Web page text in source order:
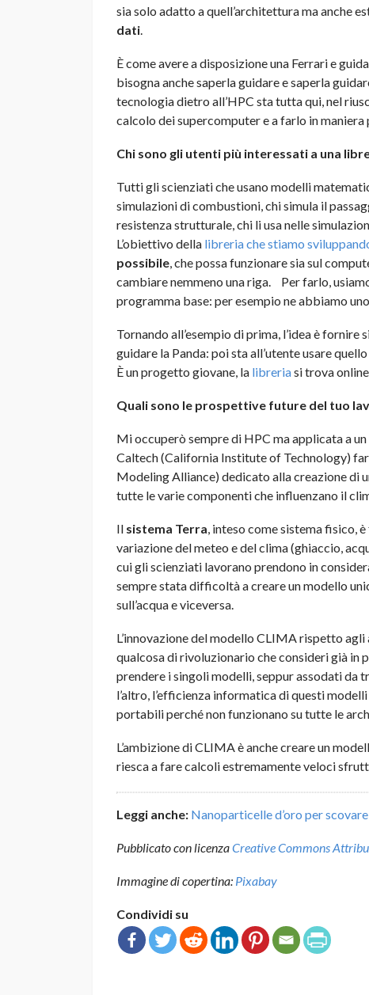
sia solo adatto a quell’architettura ma anche
dati.
È come avere a disposizione una Ferrari e
bisogna anche saperla guidare e saperla
tecnologia dietro all’HPC sta tutta qui, nel
calcolo dei supercomputer e a farlo in maniera
Chi sono gli utenti più interessati a una
Tutti gli scienziati che usano modelli
simulazioni di combustioni, chi simula il
resistenza strutturale, chi li usa nelle
L’obiettivo della libreria che stiamo
possibile, che possa funzionare sia sul
cambiare nemmeno una riga. Per farlo,
programma base: per esempio ne abbiamo
Tornando all’esempio di prima, l’idea è
guidare la Panda: poi sta all’utente usare
È un progetto giovane, la libreriasi trova
Quali sono le prospettive future del tuo
Mi occuperò sempre di HPC ma applicata a
Caltech (California Institute of Technology)
Modeling Alliance) dedicato alla creazione di
tutte le varie componenti che influenzano il
Il sistema Terra, inteso come sistema fisico,
variazione del meteo e del clima (ghiaccio,
cui gli scienziati lavorano prendono in
sempre stata difficoltà a creare un modello
sull’acqua e viceversa.
L’innovazione del modello CLIMA rispetto
qualcosa di rivoluzionario che consideri già in
prendere i singoli modelli, seppur assodati da
l’altro, l’efficienza informatica di questi
portabili perché non funzionano su tutte le
L’ambizione di CLIMA è anche creare un
riesca a fare calcoli estremamente veloci
Leggi anche: Nanoparticelle d’oro per
Pubblicato con licenzaCreative Commons
Immagine di copertina: Pixabay
Condividi su